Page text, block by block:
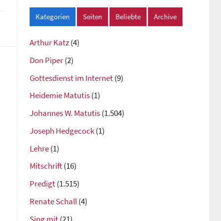
Kategorien Seiten Beliebte Archive
Arthur Katz(4)
Don Piper(2)
Gottesdienst im Internet(9)
Heidemie Matutis(1)
Johannes W. Matutis(1.504)
Joseph Hedgecock(1)
Lehre(1)
Mitschrift(16)
Predigt(1.515)
Renate Schall(4)